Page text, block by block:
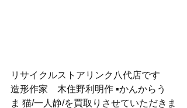
リサイクルストアリンク八代店です
造形作家　木住野利明作 ▪️かんからう
ま 猫/一人静/を買取りさせていただきま